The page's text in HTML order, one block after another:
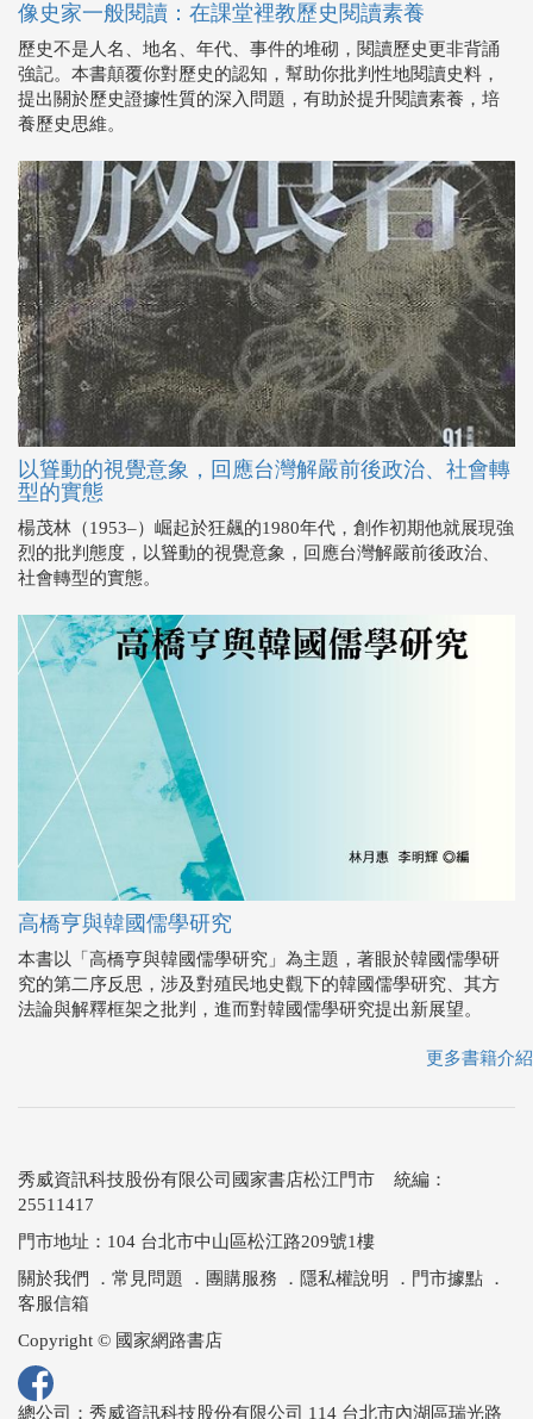
像史家一般閱讀：在課堂裡教歷史閱讀素養
歷史不是人名、地名、年代、事件的堆砌，閱讀歷史更非背誦
強記。本書顛覆你對歷史的認知，幫助你批判性地閱讀史料，
提出關於歷史證據性質的深入問題，有助於提升閱讀素養，培
養歷史思維。
以聳動的視覺意象，回應台灣解嚴前後政治、社會轉
型的實態
楊茂林（1953–）崛起於狂飆的1980年代，創作初期他就展現強
烈的批判態度，以聳動的視覺意象，回應台灣解嚴前後政治、
社會轉型的實態。
高橋亨與韓國儒學研究
本書以「高橋亨與韓國儒學研究」為主題，著眼於韓國儒學研
究的第二序反思，涉及對殖民地史觀下的韓國儒學研究、其方
法論與解釋框架之批判，進而對韓國儒學研究提出新展望。
更多書籍介紹
秀威資訊科技股份有限公司國家書店松江門市 統編：
25511417
門市地址：104 台北市中山區松江路209號1樓
關於我們
． 常見問題 ． 團購服務 ． 隱私權說明 ． 門市據點 ．
客服信箱
Copyright © 國家網路書店
總公司：秀威資訊科技股份有限公司 114 台北市內湖區瑞光路